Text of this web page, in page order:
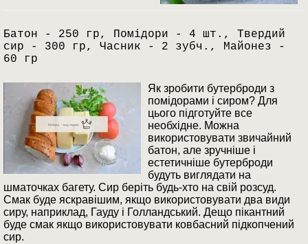
Батон - 250 гр, Помідори - 4 шт., Твердий
сир - 300 гр, Часник - 2 зубч., Майонез -
60 гр
Як зробити бутерброди з
помідорами і сиром? Для
цього підготуйте все
необхідне. Можна
використовувати звичайний
батон, але зручніше і
естетичніше бутерброди
будуть виглядати на
шматочках багету. Сир беріть будь-хто на свій розсуд.
Смак буде яскравішим, якщо використовувати два види
сиру, наприклад, Гауду і Голландський. Дещо пікантний
буде смак якщо використовувати ковбасний підкопчений
сир.